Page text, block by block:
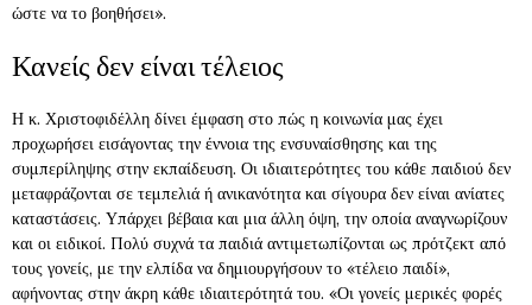
ώστε να το βοηθήσει».
Κανείς δεν είναι τέλειος
Η κ. Χριστοφιδέλλη δίνει έμφαση στο πώς η κοινωνία μας έχει
προχωρήσει εισάγοντας την έννοια της ενσυναίσθησης και της
συμπερίληψης στην εκπαίδευση. Οι ιδιαιτερότητες του κάθε παιδιού δεν
μεταφράζονται σε τεμπελιά ή ανικανότητα και σίγουρα δεν είναι ανίατες
καταστάσεις. Υπάρχει βέβαια και μια άλλη όψη, την οποία αναγνωρίζουν
και οι ειδικοί. Πολύ συχνά τα παιδιά αντιμετωπίζονται ως πρότζεκτ από
τους γονείς, με την ελπίδα να δημιουργήσουν το «τέλειο παιδί»,
αφήνοντας στην άκρη κάθε ιδιαιτερότητά του. «Οι γονείς μερικές φορές